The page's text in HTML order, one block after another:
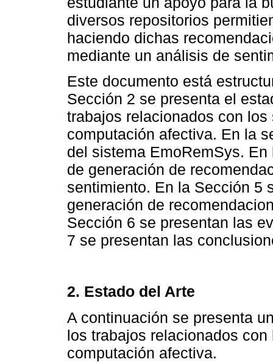
diversos repositorios
haciendo dichas
mediante un análisis de
Este documento está
Sección 2 se presenta el
trabajos relacionados con
computación afectiva. En la
del sistema EmoRemSys.
de generación de
sentimiento. En la Sección 5
generación de
Sección 6 se presentan las
7 se presentan las
2. Estado del Arte
A continuación se presenta
los trabajos relacionados
computación afectiva.